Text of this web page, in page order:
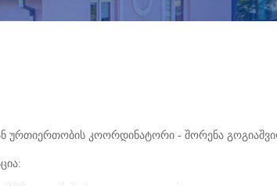
ურთიერთობის კოორდინატორი - შორენა